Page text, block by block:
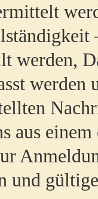
werden,
werden
aus
und